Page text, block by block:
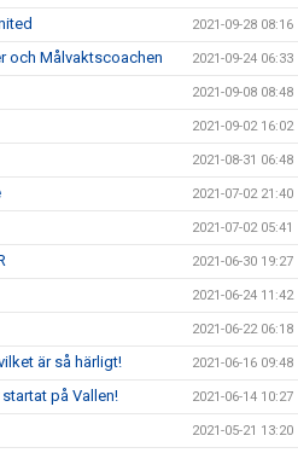
2021-09-28 08:16
och Målvaktscoachen 2021-09-24 06:33
2021-09-08 08:48
2021-09-02 16:02
2021-08-31 06:48
2021-07-02 21:40
2021-07-02 05:41
2021-06-30 19:27
2021-06-24 11:42
2021-06-22 06:18
är så härligt! 2021-06-16 09:48
på Vallen! 2021-06-14 10:27
2021-05-21 13:20